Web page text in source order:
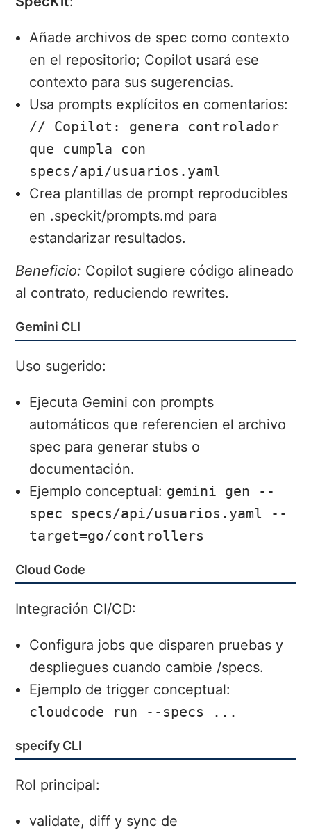
Añade archivos de spec como contexto
en el repositorio; Copilot usará ese
contexto para sus sugerencias.
Usa prompts explícitos en comentarios:
// Copilot: genera controlador
que cumpla con
specs/api/usuarios.yaml
Crea plantillas de prompt reproducibles
en .speckit/prompts.md para
estandarizar resultados.
Beneficio: Copilot sugiere código alineado
al contrato, reduciendo rewrites.
Gemini CLI
Uso sugerido:
Ejecuta Gemini con prompts
automáticos que referencien el archivo
spec para generar stubs o
documentación.
Ejemplo conceptual: gemini gen --
spec specs/api/usuarios.yaml --
target=go/controllers
Cloud Code
Integración CI/CD:
Configura jobs que disparen pruebas y
despliegues cuando cambie /specs.
Ejemplo de trigger conceptual:
cloudcode run --specs ...
specify CLI
Rol principal:
validate, diff y sync de